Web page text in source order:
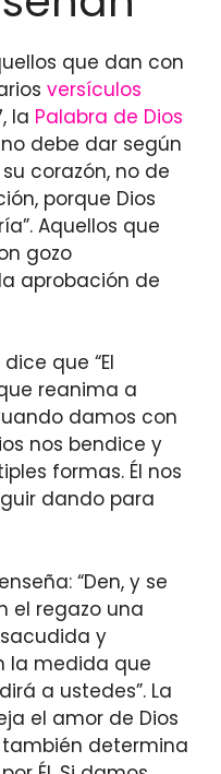
que dan con
versículos
la Palabra de Dios
debe dar según
corazón, no de
porque Dios
Aquellos que
gozo
aprobación de
dice que “El
reanima a
damos con
nos bendice y
formas. Él nos
dando para
“Den, y se
el regazo una
y
la medida que
a ustedes”. La
el amor de Dios
determina